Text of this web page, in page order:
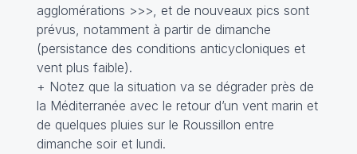
agglomérations >>>, et de nouveaux pics sont
prévus, notamment à partir de dimanche
(persistance des conditions anticycloniques et
vent plus faible).
+ Notez que la situation va se dégrader près de
la Méditerranée avec le retour d’un vent marin et
de quelques pluies sur le Roussillon entre
dimanche soir et lundi.